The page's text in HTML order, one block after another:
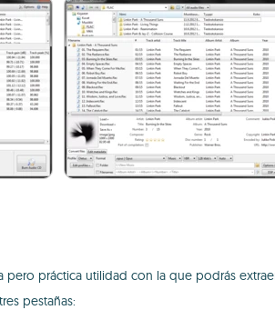
pero práctica utilidad con la que podrás
pestañas: